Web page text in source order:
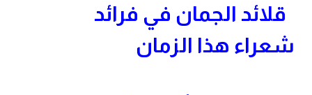
قلائد الجمان في فرائد
شعراء هذا الزمان